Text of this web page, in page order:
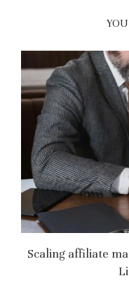
Scaling affiliate